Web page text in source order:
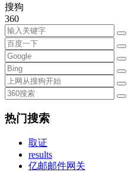
搜狗
360
热门搜索
取证
results
亿邮邮件网关